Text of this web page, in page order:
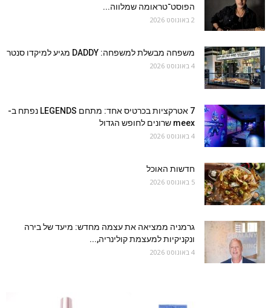
הפוסט־טראומה שמלווה...
2 באוגוסט 2026
משפחה מבשלת למשפחה: DADDY מגיע למיקדו סנטר
4 באוגוסט 2026
7 אטרקציות בכרטיס אחד: מתחם LEGENDS נפתח ב-
meex שרונים לחופש הגדול
4 באוגוסט 2026
חדשות האוכל
5 באוגוסט 2026
גרמניה ממציאה את עצמה מחדש: מיעד של בירה
ונקניקיות למעצמת קולינריה,...
4 באוגוסט 2026